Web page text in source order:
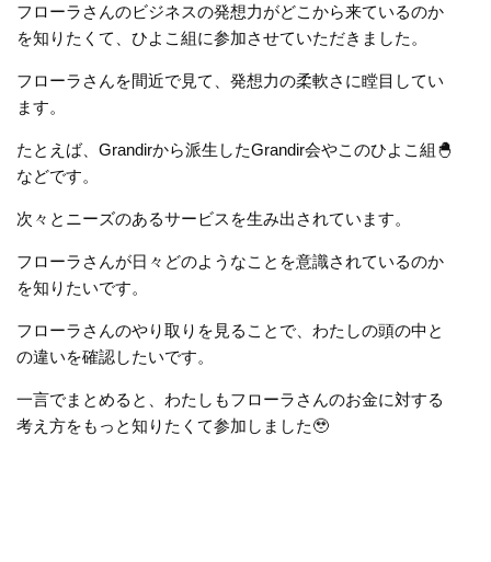
フローラさんのビジネスの発想力がどこから来ているのか
を知りたくて、ひよこ組に参加させていただきました。
フローラさんを間近で見て、発想力の柔軟さに瞠目してい
ます。
たとえば、Grandirから派生したGrandir会やこのひよこ組🐣
などです。
次々とニーズのあるサービスを生み出されています。
フローラさんが日々どのようなことを意識されているのか
を知りたいです。
フローラさんのやり取りを見ることで、わたしの頭の中と
の違いを確認したいです。
一言でまとめると、わたしもフローラさんのお金に対する
考え方をもっと知りたくて参加しました🥹